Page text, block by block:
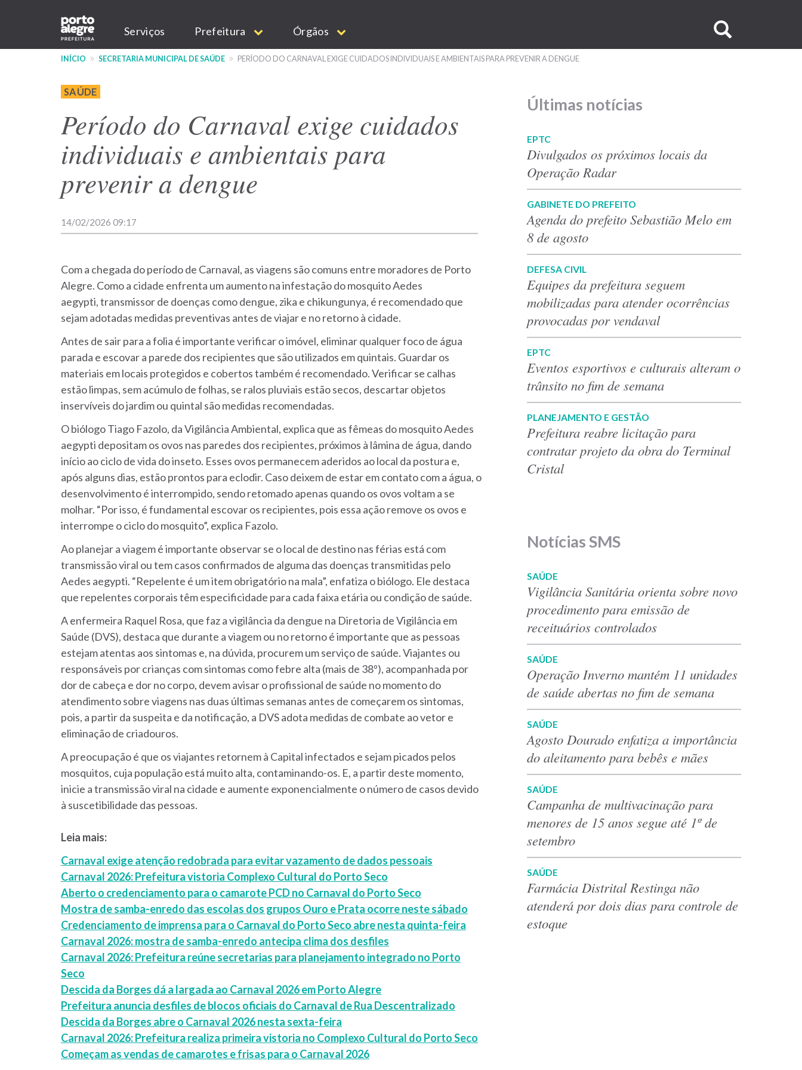
conteúdo
Main
navigation
Serviços Prefeitura Órgãos
no
INÍCIO SECRETARIA MUNICIPAL DE SAÚDE PERÍODO DO CARNAVAL EXIGE CUIDADOS INDIVIDUAIS E AMBIENTAIS PARA PREVENIR A DENGUE
SAÚDE
Período do Carnaval exige cuidados
individuais e ambientais para
prevenir a dengue
14/02/2026 09:17
Com a chegada do período de Carnaval, as viagens são comuns entre moradores de Porto
Alegre. Como a cidade enfrenta um aumento na infestação do mosquito Aedes
aegypti, transmissor de doenças como dengue, zika e chikungunya, é recomendado que
sejam adotadas medidas preventivas antes de viajar e no retorno à cidade.
Antes de sair para a folia é importante verificar o imóvel, eliminar qualquer foco de água
parada e escovar a parede dos recipientes que são utilizados em quintais. Guardar os
materiais em locais protegidos e cobertos também é recomendado. Verificar se calhas
estão limpas, sem acúmulo de folhas, se ralos pluviais estão secos, descartar objetos
inservíveis do jardim ou quintal são medidas recomendadas.
O biólogo Tiago Fazolo, da Vigilância Ambiental, explica que as fêmeas do mosquito Aedes
aegypti depositam os ovos nas paredes dos recipientes, próximos à lâmina de água, dando
início ao ciclo de vida do inseto. Esses ovos permanecem aderidos ao local da postura e,
após alguns dias, estão prontos para eclodir. Caso deixem de estar em contato com a água, o
desenvolvimento é interrompido, sendo retomado apenas quando os ovos voltam a se
molhar. “Por isso, é fundamental escovar os recipientes, pois essa ação remove os ovos e
interrompe o ciclo do mosquito”, explica Fazolo.
Ao planejar a viagem é importante observar se o local de destino nas férias está com
transmissão viral ou tem casos confirmados de alguma das doenças transmitidas pelo
Aedes aegypti. “Repelente é um item obrigatório na mala”, enfatiza o biólogo. Ele destaca
que repelentes corporais têm especificidade para cada faixa etária ou condição de saúde.
A enfermeira Raquel Rosa, que faz a vigilância da dengue na Diretoria de Vigilância em
Saúde (DVS), destaca que durante a viagem ou no retorno é importante que as pessoas
estejam atentas aos sintomas e, na dúvida, procurem um serviço de saúde. Viajantes ou
responsáveis por crianças com sintomas como febre alta (mais de 38º), acompanhada por
dor de cabeça e dor no corpo, devem avisar o profissional de saúde no momento do
atendimento sobre viagens nas duas últimas semanas antes de começarem os sintomas,
pois, a partir da suspeita e da notificação, a DVS adota medidas de combate ao vetor e
eliminação de criadouros.
A preocupação é que os viajantes retornem à Capital infectados e sejam picados pelos
mosquitos, cuja população está muito alta, contaminando-os. E, a partir deste momento,
inicie a transmissão viral na cidade e aumente exponencialmente o número de casos devido
à suscetibilidade das pessoas.
Leia mais:
Carnaval exige atenção redobrada para evitar vazamento de dados pessoais
Carnaval 2026: Prefeitura vistoria Complexo Cultural do Porto Seco
Aberto o credenciamento para o camarote PCD no Carnaval do Porto Seco
Mostra de samba-enredo das escolas dos grupos Ouro e Prata ocorre neste sábado
Credenciamento de imprensa para o Carnaval do Porto Seco abre nesta quinta-feira
Carnaval 2026: mostra de samba-enredo antecipa clima dos desfiles
Carnaval 2026: Prefeitura reúne secretarias para planejamento integrado no Porto
Seco
Descida da Borges dá a largada ao Carnaval 2026 em Porto Alegre
Prefeitura anuncia desfiles de blocos oficiais do Carnaval de Rua Descentralizado
Descida da Borges abre o Carnaval 2026 nesta sexta-feira
Carnaval 2026: Prefeitura realiza primeira vistoria no Complexo Cultural do Porto Seco
Começam as vendas de camarotes e frisas para o Carnaval 2026
Últimas notícias
EPTC
Divulgados os próximos locais da
Operação Radar
GABINETE DO PREFEITO
Agenda do prefeito Sebastião Melo em
8 de agosto
DEFESA CIVIL
Equipes da prefeitura seguem
mobilizadas para atender ocorrências
provocadas por vendaval
EPTC
Eventos esportivos e culturais alteram o
trânsito no fim de semana
PLANEJAMENTO E GESTÃO
Prefeitura reabre licitação para
contratar projeto da obra do Terminal
Cristal
Notícias SMS
SAÚDE
Vigilância Sanitária orienta sobre novo
procedimento para emissão de
receituários controlados
SAÚDE
Operação Inverno mantém 11 unidades
de saúde abertas no fim de semana
SAÚDE
Agosto Dourado enfatiza a importância
do aleitamento para bebês e mães
SAÚDE
Campanha de multivacinação para
menores de 15 anos segue até 1º de
setembro
SAÚDE
Farmácia Distrital Restinga não
atenderá por dois dias para controle de
estoque